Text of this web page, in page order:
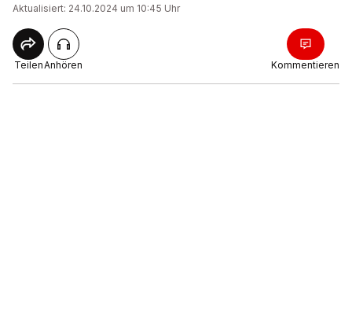
Aktualisiert: 24.10.2024 um 10:45 Uhr
TeilenAnhören Kommentieren